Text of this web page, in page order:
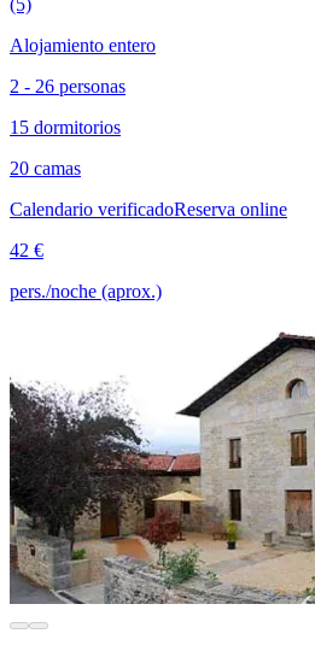
(5)
Alojamiento entero
2 - 26 personas
15 dormitorios
20 camas
Calendario verificadoReserva online
42 €
pers./noche (aprox.)